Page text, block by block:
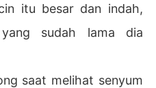
itu besar dan indah,
sudah lama dia
saat melihat senyum